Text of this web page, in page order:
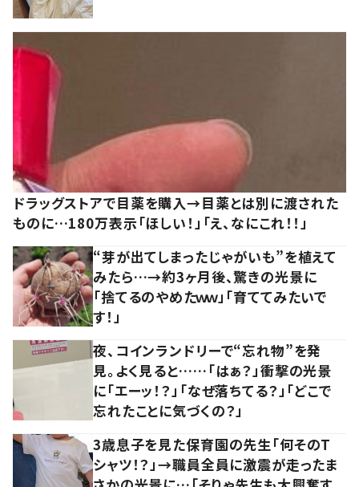
ドラッグストアで目薬を購入→目薬とは別に渡された
ものに…180万表示「ほしい！」「え、なにこれ！！」
“芽が出てしまったじゃがいも”を植えて
みたら…→約3ヶ月後、驚きの光景に
「捨てるのやめたｗｗ」「育ててみたいで
す！」
夜、コインランドリーで“忘れ物”を発
見。よく見ると……「はぁ？」衝撃の光景
に「エーッ！？」「なぜ落ちてる？」「どこで
忘れたことに気づくの？」
3歳息子を見た保育園の先生「何そのT
シャツ！？」→職員全員に激震が走ったま